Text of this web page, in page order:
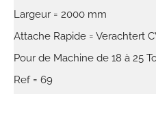
Largeur = 2000 mm
Attache Rapide = Verachtert
Pour de Machine de 18 à 25
Ref = 69